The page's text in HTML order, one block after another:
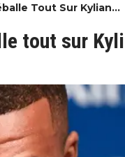
Tout Sur Kylian
tout sur